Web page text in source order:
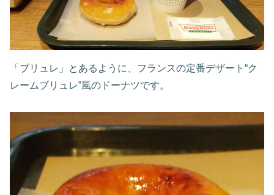
「ブリュレ」とあるように、フランスの定番デザート“ク
レームブリュレ”風のドーナツです。